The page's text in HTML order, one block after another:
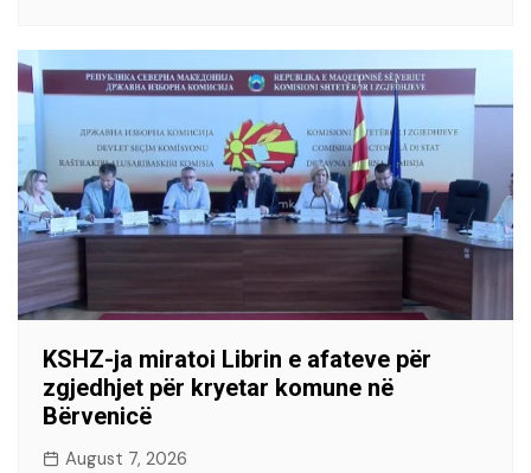
KSHZ-ja miratoi Librin e afateve për
zgjedhjet për kryetar komune në
Bërvenicë
August 7, 2026